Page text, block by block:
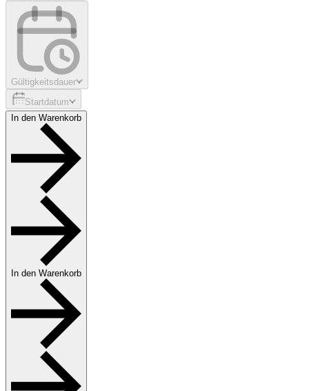
Gültigkeitsdauer
Startdatum
In den Warenkorb
In den Warenkorb